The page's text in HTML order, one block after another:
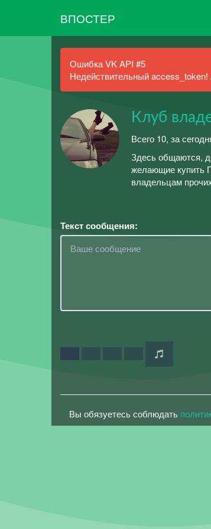
ВПОСТЕР
Ошибка VK API #5
Недействительный access_token!
Клуб
Всего 10, за
Здесь общаются,
желающие купить
владельцам
Текст сообщения:
Вы обязуетесь соблюдать